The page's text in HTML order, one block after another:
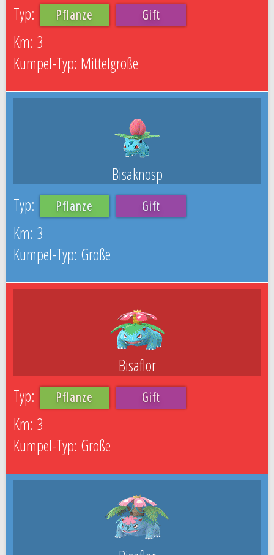
Pflanze Gift
3
Mittelgroße
Bisaknosp
Pflanze Gift
3
Große
Bisaflor
Pflanze Gift
3
Große